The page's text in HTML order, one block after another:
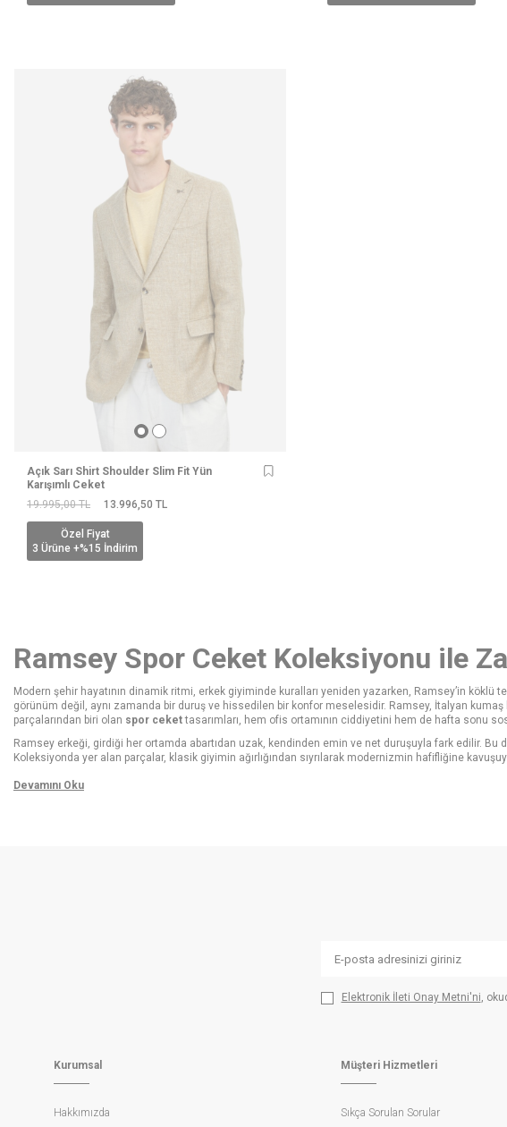
Açık Sarı Shirt Shoulder Slim Fit Yün
Karışımlı Ceket
19.995,00TL 13.996,50 TL
Özel Fiyat
3 Ürüne +%15 İndirim
Ramsey Spor Ceket Koleksiyonu ile
Modern şehir hayatının dinamik ritmi, erkek giyiminde kuralları yeniden yazarken, Ramsey’in
görünüm değil, aynı zamanda bir duruş ve hissedilen bir konfor meselesidir. Ramsey, İtalyan
parçalarından biri olan spor cekettasarımları, hem ofis ortamının ciddiyetini hem de hafta sonu
Ramsey erkeği, girdiği her ortamda abartıdan uzak, kendinden emin ve net duruşuyla fark edilir.
Koleksiyonda yer alan parçalar, klasik giyimin ağırlığından sıyrılarak modernizmin hafifliğine
tercih ederken aradığınız o modern ve şehirli hava, Ramsey’in ince işçilik detaylarında hayat
Ramsey’de teknoloji, göze sokulan bir unsur değil, giyildiği anda hissedilen bir ayrıcalıktır.
hafifliğinde ve rahatlığında olmasını sağlar. Bu özel dikim tekniği, omuz hattının daha doğal ve
Yün ve Keten Karışımlı Dokular
Kumaş kalitesi, Ramsey’in "premium değer" anlayışının temel taşlarından biridir. Koleksiyonda yer
Devamını Oku
Elektronik İleti Onay Metni'ni,
Kurumsal
Hakkımızda
Müşteri Hizmetleri
Sıkça Sorulan Sorular